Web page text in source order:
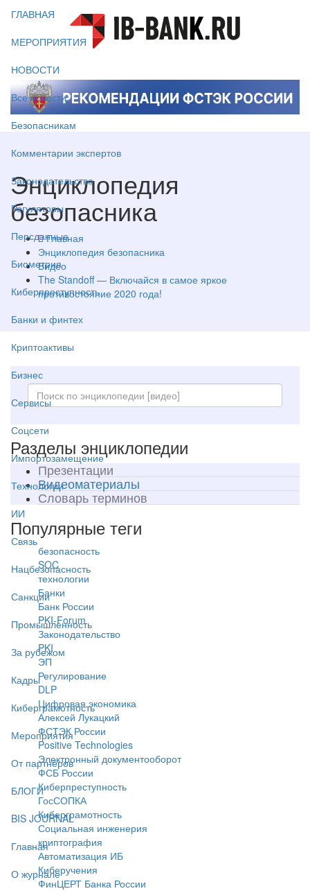
ГЛАВНАЯ
МЕРОПРИЯТИЯ
НОВОСТИ
Все новости
Безопасникам
Комментарии экспертов
Законодательство
Регуляторы
Персданные
Биометрия
Киберпреступность
Банки и финтех
Криптоактивы
Бизнес
Сервисы
Соцсети
Импортозамещение
Технологии
ИИ
Связь
Нацбезопасность
Санкции
Промышленность
За рубежом
Кадры
Киберграмотность
Мероприятия
От партнёров
БЛОГИ
BIS JOURNAL
Главная
О журнале
Энциклопедия
безопасника
Главная
Энциклопедия безопасника
Видео
The Standoff — Включайся в самое яркое
противостояние 2020 года!
Разделы энциклопедии
Презентации
Видеоматериалы
Словарь терминов
Популярные теги
безопасность
SOC
технологии
Банки
Банк России
PKI-Forum
Законодательство
PKI
ЭП
Регулирование
DLP
Цифровая экономика
Алексей Лукацкий
ФСТЭК России
Positive Technologies
Электронный документооборот
ФСБ России
Киберпреступность
ГосСОПКА
Киберграмотность
Социальная инженерия
криптография
Автоматизация ИБ
Киберучения
ФинЦЕРТ Банка России